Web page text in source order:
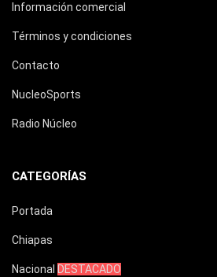
Información comercial
Términos y condiciones
Contacto
NucleoSports
Radio Núcleo
CATEGORÍAS
Portada
Chiapas
Nacional DESTACADO